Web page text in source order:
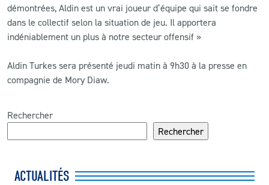
démontrées, Aldin est un vrai joueur d’équipe qui sait se fondre
dans le collectif selon la situation de jeu. Il apportera
indéniablement un plus à notre secteur offensif »
Aldin Turkes sera présenté jeudi matin à 9h30 à la presse en
compagnie de Mory Diaw.
Rechercher
Rechercher
ACTUALITÉS